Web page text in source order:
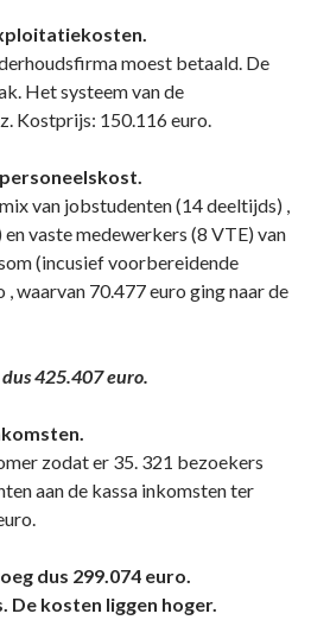
moest betaald. De
Het systeem van de
Kostprijs: 150.116 euro.
personeelskost.
van jobstudenten (14 deeltijds) ,
vaste medewerkers (8 VTE) van
(incusief voorbereidende
waarvan 70.477 euro ging naar de
425.407 euro.
zodat er 35. 321 bezoekers
aan de kassa inkomsten ter
dus 299.074 euro.
De kosten liggen hoger.